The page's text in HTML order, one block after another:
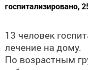
госпитализировано,
13 человек
лечение на дому.
По возрастным